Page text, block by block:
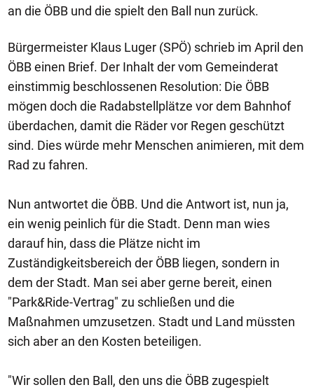
an die ÖBB und die spielt den Ball nun zurück.
Bürgermeister Klaus Luger (SPÖ) schrieb im April den
ÖBB einen Brief. Der Inhalt der vom Gemeinderat
einstimmig beschlossenen Resolution: Die ÖBB
mögen doch die Radabstellplätze vor dem Bahnhof
überdachen, damit die Räder vor Regen geschützt
sind. Dies würde mehr Menschen animieren, mit dem
Rad zu fahren.
Nun antwortet die ÖBB. Und die Antwort ist, nun ja,
ein wenig peinlich für die Stadt. Denn man wies
darauf hin, dass die Plätze nicht im
Zuständigkeitsbereich der ÖBB liegen, sondern in
dem der Stadt. Man sei aber gerne bereit, einen
"Park&Ride-Vertrag" zu schließen und die
Maßnahmen umzusetzen. Stadt und Land müssten
sich aber an den Kosten beteiligen.
"Wir sollen den Ball, den uns die ÖBB zugespielt